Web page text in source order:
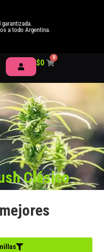
a todo Argentina.
$0
0
Clásico